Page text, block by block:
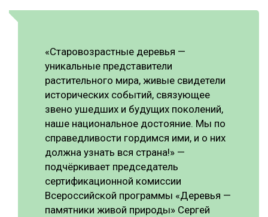
«Старовозрастные деревья —
уникальные представители
растительного мира, живые свидетели
исторических событий, связующее
звено ушедших и будущих поколений,
наше национальное достояние. Мы по
справедливости гордимся ими, и о них
должна узнать вся страна!» —
подчёркивает председатель
сертификационной комиссии
Всероссийской программы «Деревья —
памятники живой природы» Сергей